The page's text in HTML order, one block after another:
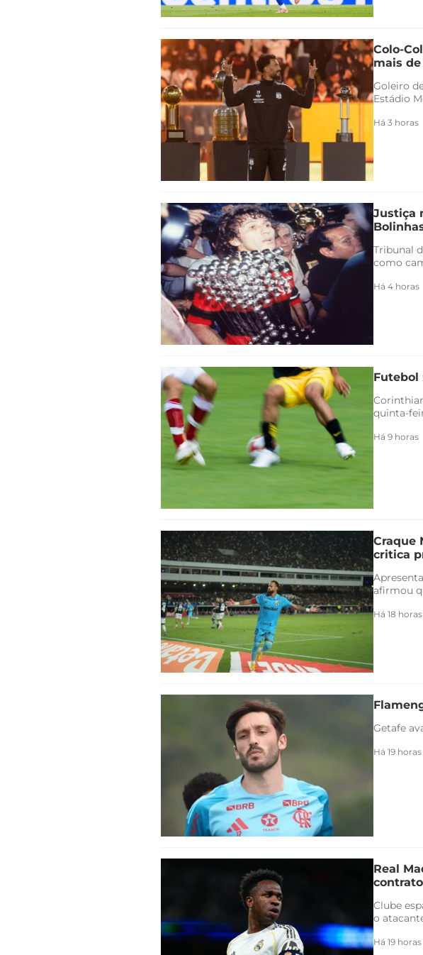
Colo-
mais
Goleiro
Estádio
Há 3 horas
Justiça
Tribunal
como
Há 4 horas
Futebol
quinta-
Há 9 horas
Craque
critica
afirmou
Há 18 horas
Getafe
Há 19 horas
Real
contrato
Clube
o
Há 19 horas